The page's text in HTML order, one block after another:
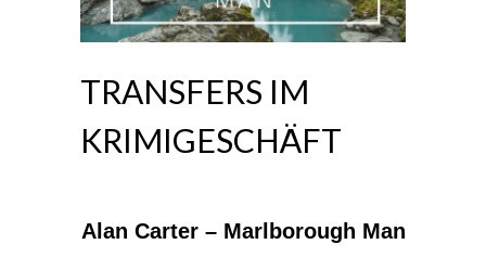
TRANSFERS IM
KRIMIGESCHÄFT
Alan Carter – Marlborough Man